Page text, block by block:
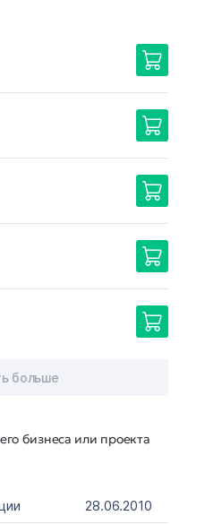
бизнеса или проекта
28.06.2010
больше